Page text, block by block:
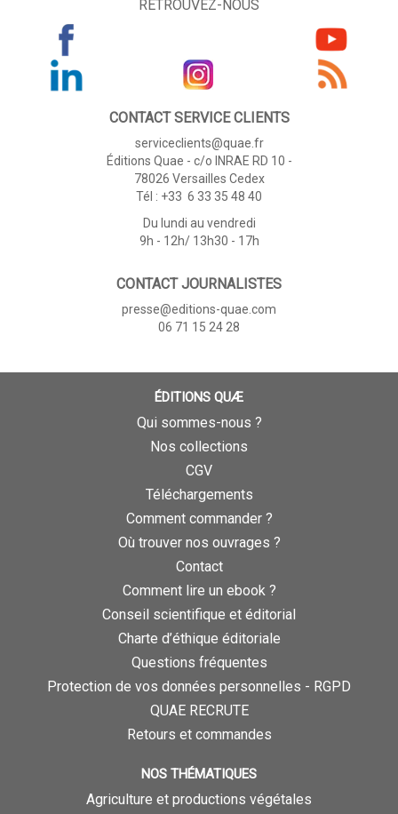
RETROUVEZ-NOUS
CONTACT SERVICE CLIENTS
serviceclients@quae.fr
Éditions Quae - c/o INRAE RD 10 -
78026 Versailles Cedex
Tél : +33 6 33 35 48 40
Du lundi au vendredi
9h - 12h/ 13h30 - 17h
CONTACT JOURNALISTES
presse@editions-quae.com
06 71 15 24 28
ÉDITIONS QUÆ
Qui sommes-nous ?
Nos collections
CGV
Téléchargements
Comment commander ?
Où trouver nos ouvrages ?
Contact
Comment lire un ebook ?
Conseil scientifique et éditorial
Charte d’éthique éditoriale
Questions fréquentes
Protection de vos données personnelles - RGPD
QUAE RECRUTE
Retours et commandes
NOS THÉMATIQUES
Agriculture et productions végétales